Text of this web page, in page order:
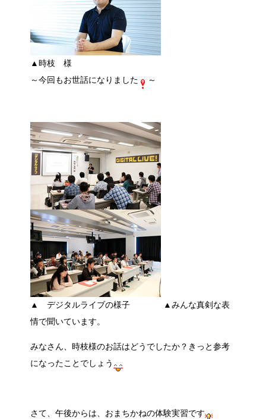
▲時枝 様
～今回もお世話になりました
～
▲ デジタルライブの様子 ▲みんな真剣な表
情で聞いています。
みなさん、時枝様のお話はどうでしたか？きっと参考
になったことでしょう
さて、午後からは、おまちかねの体験実習です